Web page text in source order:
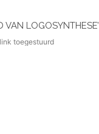
VAN LOGOSYNTHESE’
toegestuurd